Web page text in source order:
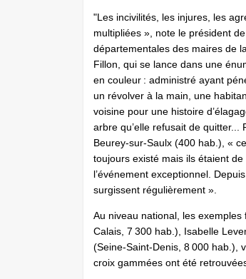
"Les incivilités, les injures, les
multipliées », note le président de
départementales des maires de
Fillon, qui se lance dans une
en couleur : administré ayant
un révolver à la main, une
voisine pour une histoire
arbre qu’elle refusait de quitter...
Beurey-sur-Saulx (400 hab.), «
toujours existé mais ils étaient de
l’événement exceptionnel.
surgissent régulièrement ».
Au niveau national, les
Calais, 7 300 hab.), Isabelle
(Seine-Saint-Denis, 8 000 hab.),
croix gammées ont été